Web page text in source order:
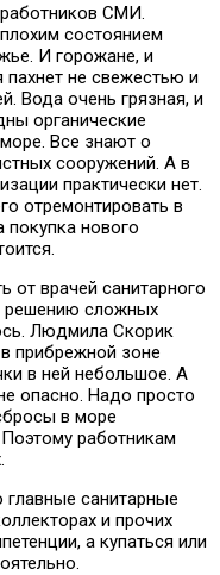
СМИ.
состоянием
И горожане, и
пахнет не свежестью и
Вода очень грязная, и
органические
Все знают о
сооружений. А в
практически нет.
отремонтировать в
нового
от врачей санитарного
решению сложных
Людмила Скорик
прибрежной зоне
в ней небольшое. А
опасно. Надо просто
в море
работникам
главные санитарные
и прочих
а купаться или